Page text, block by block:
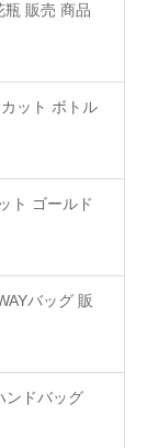
瓶 販売 商品
ット ボトル
ト ゴールド
バッグ 販
ンドバッグ